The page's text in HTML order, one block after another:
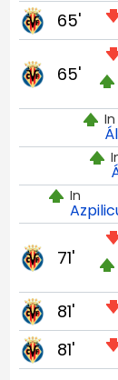
65'
65'
In
In
71'
81'
81'